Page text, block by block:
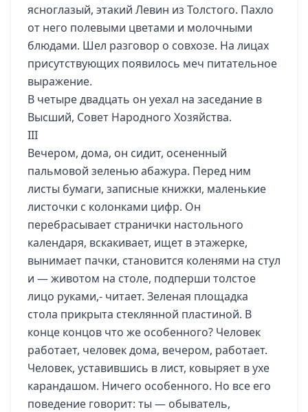
ясноглазый, этакий Левин из Толстого. Пахло
от него полевыми цветами и молочными
блюдами. Шел разговор о совхозе. На лицах
присутствующих появилось меч питательное
выражение.
В четыре двадцать он уехал на заседание в
Высший, Совет Народного Хозяйства.
III
Вечером, дома, он сидит, осененный
пальмовой зеленью абажура. Перед ним
листы бумаги, записные книжки, маленькие
листочки с колонками цифр. Он
перебрасывает странички настольного
календаря, вскакивает, ищет в этажерке,
вынимает пачки, становится коленями на стул
и — животом на столе, подперши толстое
лицо руками,- читает. Зеленая площадка
стола прикрыта стеклянной пластиной. В
конце концов что же особенного? Человек
работает, человек дома, вечером, работает.
Человек, уставившись в лист, ковыряет в ухе
карандашом. Ничего особенного. Но все его
поведение говорит: ты — обыватель,